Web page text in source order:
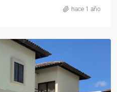
hace 1 año